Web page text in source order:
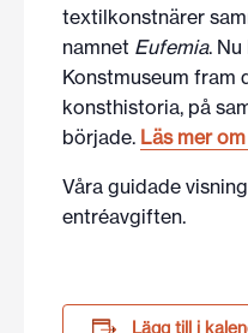
textilkonstnärer
namnet Eufemia.
Konstmuseum fram
konsthistoria, på
började. Läs mer
Våra guidade
entréavgiften.
Lägg till i